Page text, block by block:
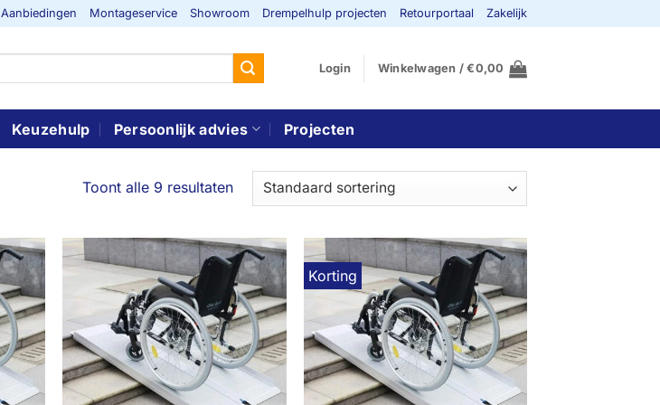
Aanbiedingen Montageservice Showroom Drempelhulp projecten Retourportaal Zakelijk
Login Winkelwagen /€0,00
Keuzehulp Persoonlijk advies Projecten
Toont alle 9 resultaten
Korting